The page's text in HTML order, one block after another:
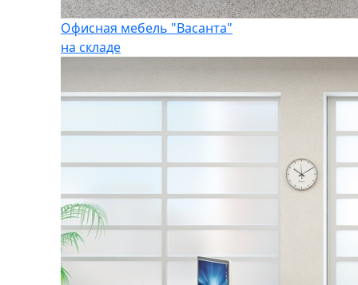
Офисная мебель "Васанта"
на складе